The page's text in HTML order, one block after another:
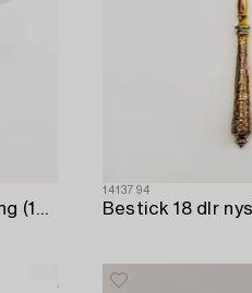
Såssnipa samt saltkar Kina Qianlong (1736-95) porslin.
1413794
Bestick 18 dlr